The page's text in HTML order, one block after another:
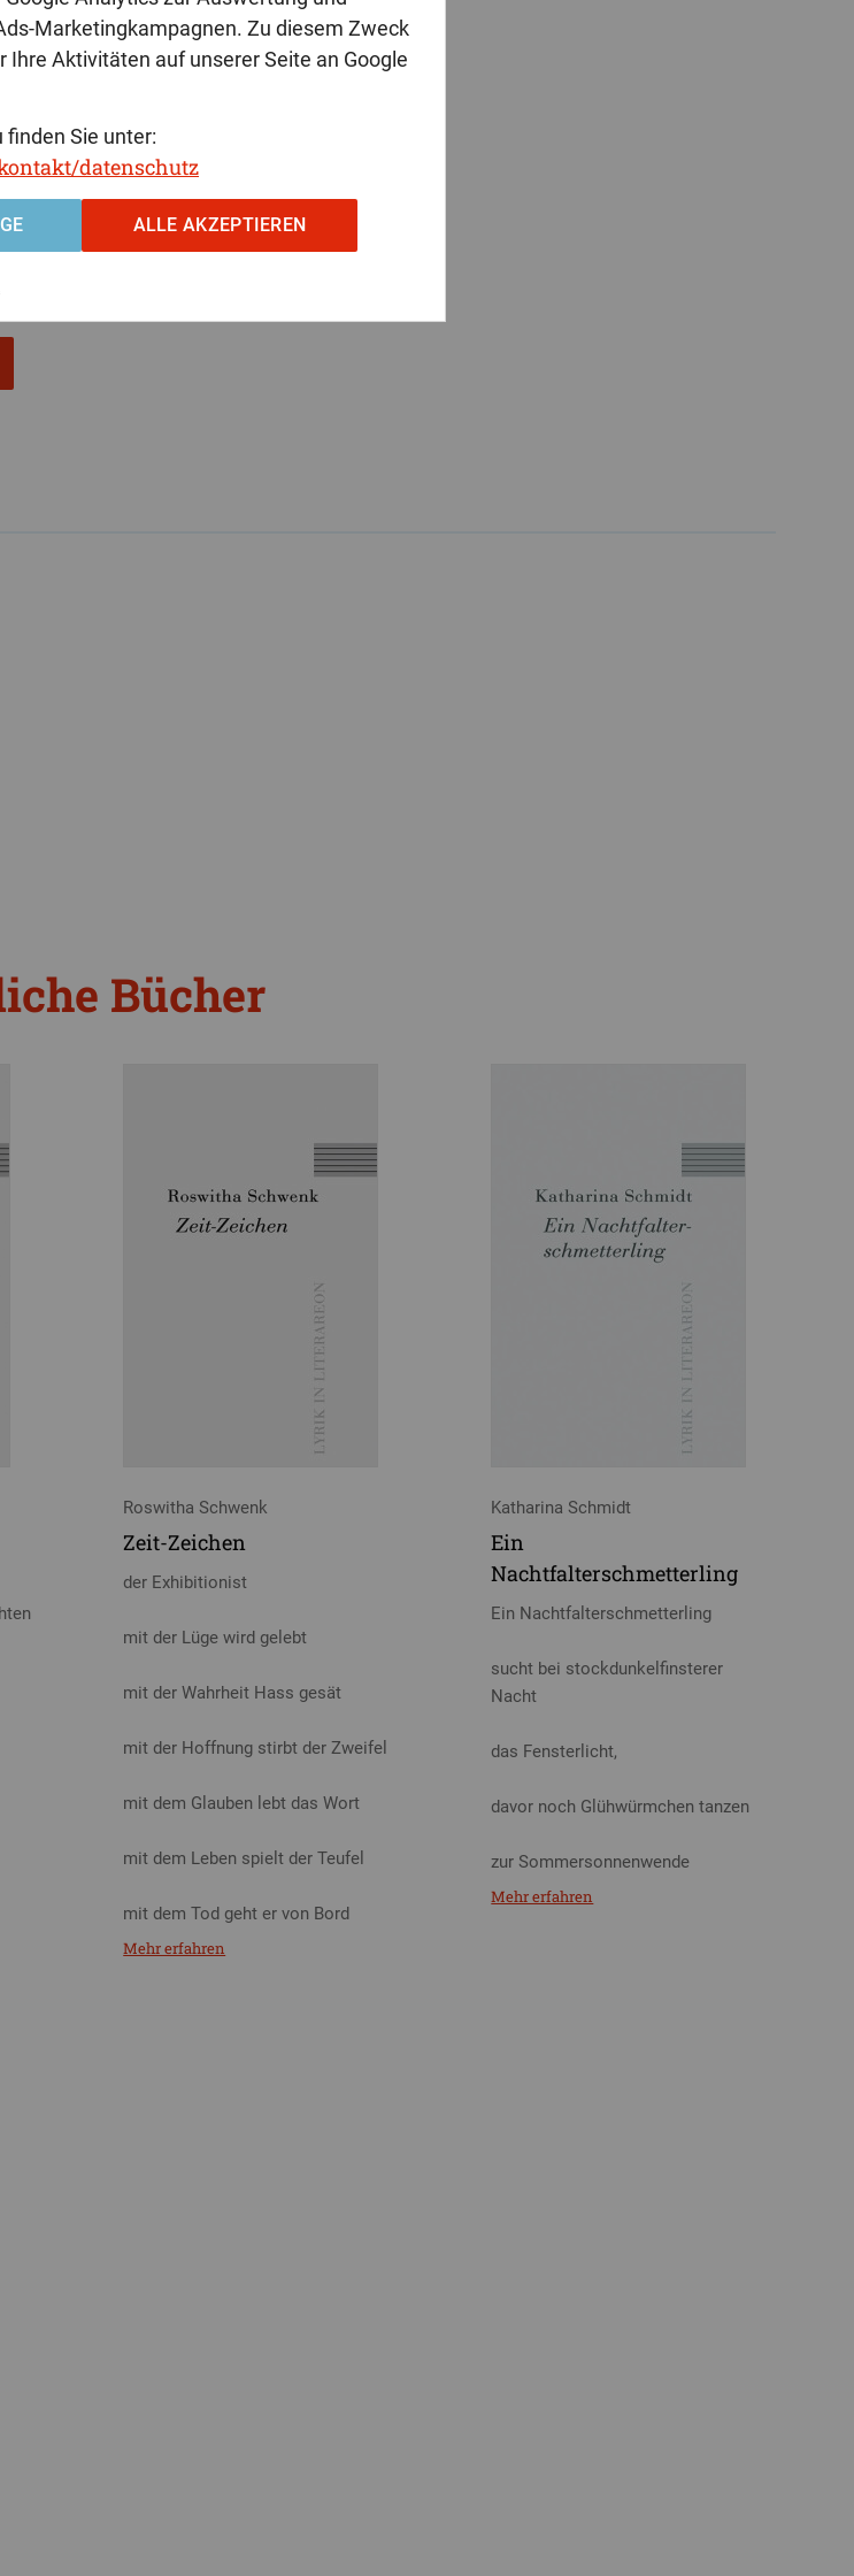
Marketingkampagnen. Zu diesem Zweck
Aktivitäten auf unserer Seite an Google
Sie unter:
datenschutz
ALLE AKZEPTIEREN
Bücher
Roswitha Schwenk
Zeit-Zeichen
der Exhibitionist
mit der Lüge wird gelebt
mit der Wahrheit Hass gesät
mit der Hoffnung stirbt der Zweifel
mit dem Glauben lebt das Wort
mit dem Leben spielt der Teufel
mit dem Tod geht er von Bord
Mehr erfahren
Katharina Schmidt
Ein
Nachtfalterschmetterling
Ein Nachtfalterschmetterling
sucht bei stockdunkelfinsterer
Nacht
das Fensterlicht,
davor noch Glühwürmchen tanzen
zur Sommersonnenwende
Mehr erfahren